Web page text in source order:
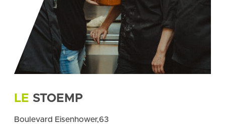
LE STOEMP
Boulevard Eisenhower,63